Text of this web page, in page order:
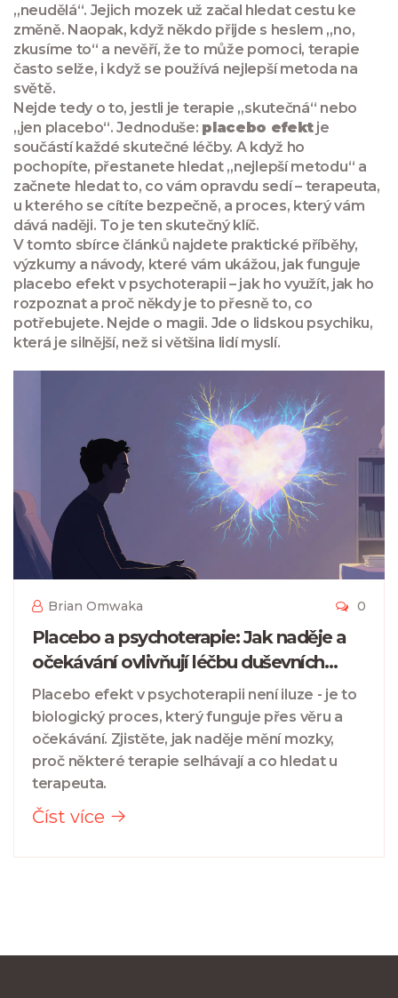
„neudělá“. Jejich mozek už začal hledat cestu ke
změně. Naopak, když někdo přijde s heslem „no,
zkusíme to“ a nevěří, že to může pomoci, terapie
často selže, i když se používá nejlepší metoda na
světě.
Nejde tedy o to, jestli je terapie „skutečná“ nebo
„jen placebo“. Jednoduše: placebo efektje
součástí každé skutečné léčby. A když ho
pochopíte, přestanete hledat „nejlepší metodu“ a
začnete hledat to, co vám opravdu sedí – terapeuta,
u kterého se cítíte bezpečně, a proces, který vám
dává naději. To je ten skutečný klíč.
V tomto sbírce článků najdete praktické příběhy,
výzkumy a návody, které vám ukážou, jak funguje
placebo efekt v psychoterapii – jak ho využít, jak ho
rozpoznat a proč někdy je to přesně to, co
potřebujete. Nejde o magii. Jde o lidskou psychiku,
která je silnější, než si většina lidí myslí.
Brian Omwaka 0
Placebo a psychoterapie: Jak naděje a
očekávání ovlivňují léčbu duševních
potíží
Placebo efekt v psychoterapii není iluze - je to
biologický proces, který funguje přes věru a
očekávání. Zjistěte, jak naděje mění mozky,
proč některé terapie selhávají a co hledat u
terapeuta.
Číst více